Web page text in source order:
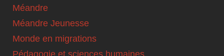
Méandre
Méandre Jeunesse
Monde en migrations